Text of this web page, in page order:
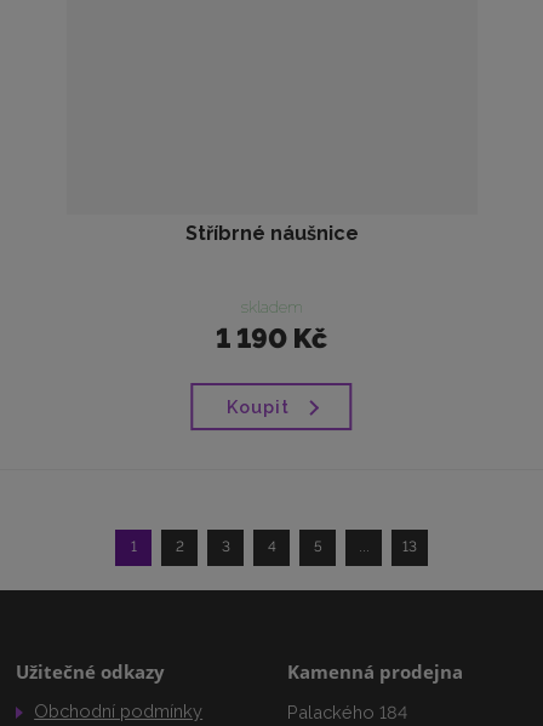
Stříbrné náušnice
skladem
1 190 Kč
Koupit
1 2 3 4 5 ... 13
Užitečné odkazy
Obchodní podmínky
Kamenná prodejna
Palackého 184